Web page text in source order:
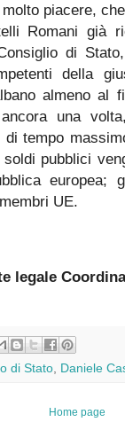
piacere,
Romani già
di
della
almeno
una
tempo
pubblici
europea;
UE.
legale
di Stato Daniele
Home page